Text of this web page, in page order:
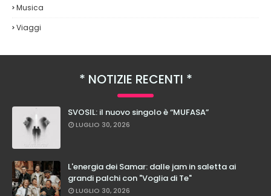
Musica
Viaggi
NOTIZIE RECENTI
SVOSIL: il nuovo singolo è “MUFASA”
LUGLIO 30, 2026
L'energia dei Samar: dalle jam in saletta ai
grandi palchi con "Voglia di Te"
LUGLIO 30, 2026